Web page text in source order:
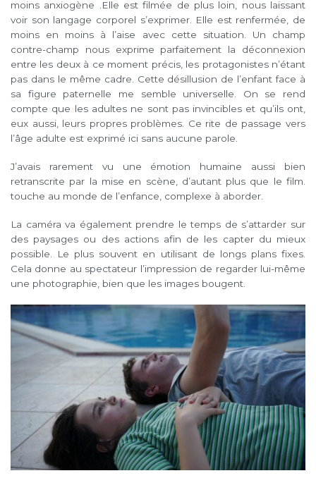
moins anxiogène .Elle est filmée de plus loin, nous laissant
voir son langage corporel s’exprimer. Elle est renfermée, de
moins en moins à l’aise avec cette situation.
Un champ
contre-champ nous exprime parfaitement la déconnexion
entre les deux à ce moment précis, les protagonistes n’étant
pas dans le même cadre. Cette désillusion de l’enfant face à
sa figure paternelle me semble universelle. On se rend
compte que les adultes ne sont pas invincibles et qu’ils ont,
eux aussi, leurs propres problèmes. Ce rite de passage vers
l’âge adulte est exprimé ici sans aucune parole.
J’avais rarement vu une émotion humaine aussi bien
retranscrite par la mise en scène, d’autant plus que le film.
touche au monde de l’enfance, complexe à aborder.
La caméra va également prendre le temps de s’attarder sur
des paysages ou des actions afin de les capter du mieux
possible. Le plus souvent en utilisant de longs plans fixes.
Cela donne au spectateur l’impression de regarder lui-même
une photographie, bien que les images bougent.